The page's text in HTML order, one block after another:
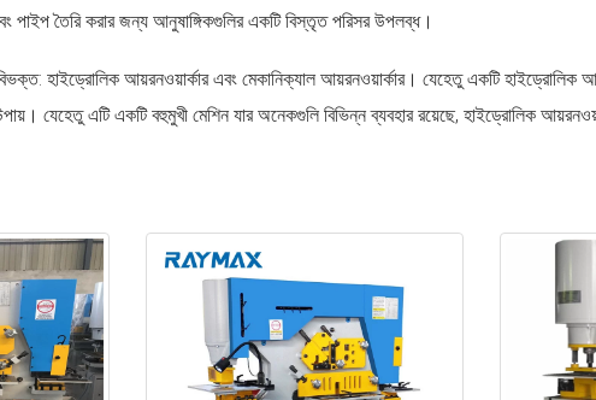
পাইপ তৈরি করার জন্য আনুষাঙ্গিকগুলির একটি বিস্তৃত পরিসর উপলব্ধ।
হাইড্রোলিক আয়রনওয়ার্কার এবং মেকানিক্যাল আয়রনওয়ার্কার। যেহেতু একটি হাইড্রোলিক
যেহেতু এটি একটি বহুমুখী মেশিন যার অনেকগুলি বিভিন্ন ব্যবহার রয়েছে, হাইড্রোলিক
অতিরিক্ত ক্ষমতার ওয়ার্ক স্টেশন এবং গভীর গলা সহ। আমাদের হাইড্রোলিক আয়রনওয়ার্কার
RAYMAX আয়রনওয়ার্কার মেশিন থাকা উচিত!
প্রধান অংশ